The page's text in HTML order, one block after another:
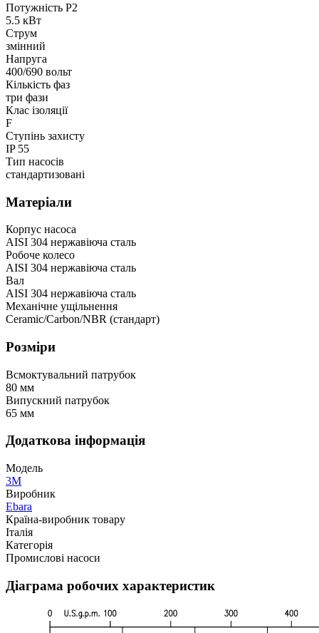
Потужність P2
5.5 кВт
Струм
змінний
Напруга
400/690 вольт
Кількість фаз
три фази
Клас ізоляції
F
Ступінь захисту
IP 55
Тип насосів
стандартизовані
Матеріали
Корпус насоса
AISI 304 нержавіюча сталь
Робоче колесо
AISI 304 нержавіюча сталь
Вал
AISI 304 нержавіюча сталь
Механічне ущільнення
Ceramic/Carbon/NBR (стандарт)
Розміри
Всмоктувальний патрубок
80 мм
Випускний патрубок
65 мм
Додаткова інформація
Модель
3M
Виробник
Ebara
Країна-виробник товару
Італія
Категорія
Промислові насоси
Діаграма робочих характеристик